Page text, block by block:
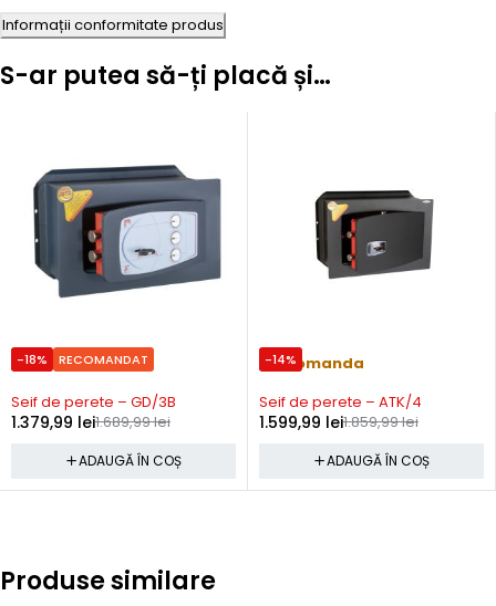
Informații conformitate produs
S-ar putea să-ți placă și…
-18% RECOMANDAT
Precomanda
Seif de perete – GD/3B
1.689,99lei
1.379,99 lei
ADAUGĂ ÎN COȘ
-14%
Precomanda
Seif de perete – ATK/4
1.859,99lei
1.599,99 lei
ADAUGĂ ÎN COȘ
Produse similare